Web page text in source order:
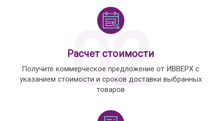
02
Расчет стоимости
Получите коммерческое предложение от ИВВЕРХ с
указанием стоимости и сроков доставки выбранных
товаров